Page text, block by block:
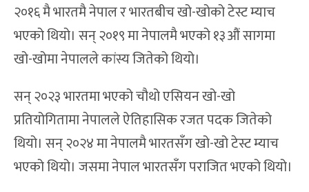
२०१६ मै भारतमै नेपाल र भारतबीच खो-खोको टेस्ट म्याच
भएको थियो। सन् २०१९ मा नेपालमै भएको १३औं सागमा
खो-खोमा नेपालले कांस्य जितेको थियो।
सन् २०२३ भारतमा भएको चौथो एसियन खो-खो
प्रतियोगितामा नेपालले ऐतिहासिक रजत पदक जितेको
थियो। सन् २०२४ मा नेपालमै भारतसँग खो-खो टेस्ट म्याच
भएको थियो। जसमा नेपाल भारतसँग पराजित भएको थियो।